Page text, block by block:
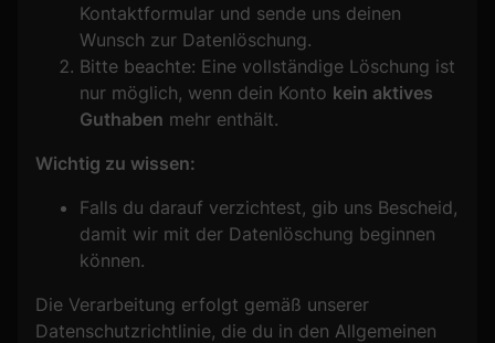
Kontaktformular und sende uns deinen
Wunsch zur Datenlöschung.
Bitte beachte: Eine vollständige Löschung ist
nur möglich, wenn dein Konto kein aktives
Guthaben mehr enthält.
Wichtig zu wissen:
Falls du darauf verzichtest, gib uns Bescheid,
damit wir mit der Datenlöschung beginnen
können.
Die Verarbeitung erfolgt gemäß unserer
Datenschutzrichtlinie, die du in den Allgemeinen